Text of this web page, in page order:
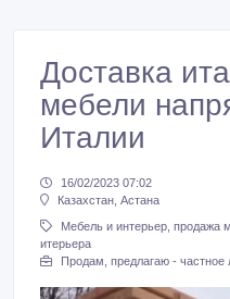
Доставка
мебели
Италии
16/02/2023 07:02
Казахстан, Астана
Мебель и интерьер, продажа
итерьера
Продам, предлагаю - частное